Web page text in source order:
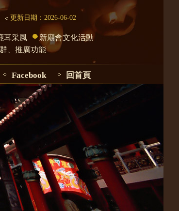
更新日期：2026-06-02
耳采風
新廟會文化活動
、推廣功能
Facebook 回首頁